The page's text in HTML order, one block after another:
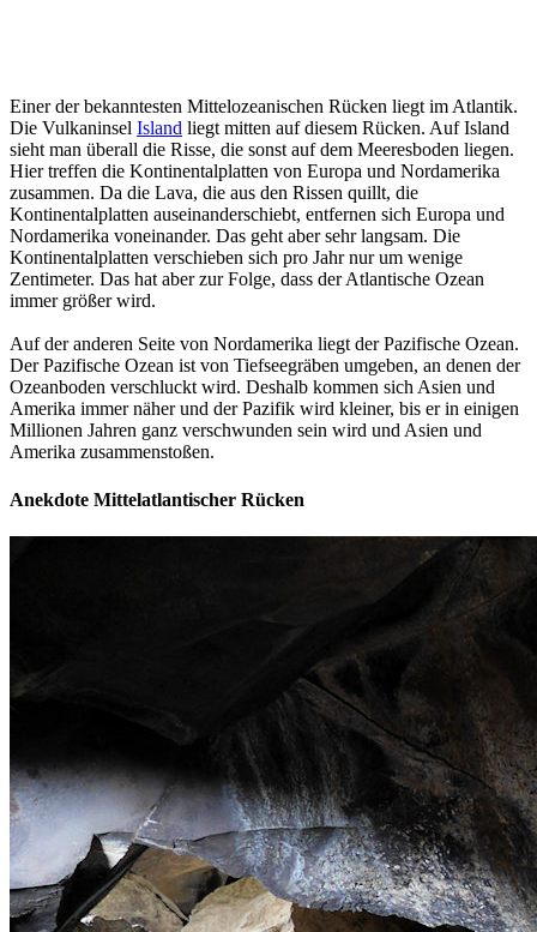
Einer der bekanntesten Mittelozeanischen Rücken liegt im Atlantik.
Die Vulkaninsel Island liegt mitten auf diesem Rücken. Auf Island
sieht man überall die Risse, die sonst auf dem Meeresboden liegen.
Hier treffen die Kontinentalplatten von Europa und Nordamerika
zusammen. Da die Lava, die aus den Rissen quillt, die
Kontinentalplatten auseinanderschiebt, entfernen sich Europa und
Nordamerika voneinander. Das geht aber sehr langsam. Die
Kontinentalplatten verschieben sich pro Jahr nur um wenige
Zentimeter. Das hat aber zur Folge, dass der Atlantische Ozean
immer größer wird.
Auf der anderen Seite von Nordamerika liegt der Pazifische Ozean.
Der Pazifische Ozean ist von Tiefseegräben umgeben, an denen der
Ozeanboden verschluckt wird. Deshalb kommen sich Asien und
Amerika immer näher und der Pazifik wird kleiner, bis er in einigen
Millionen Jahren ganz verschwunden sein wird und Asien und
Amerika zusammenstoßen.
Anekdote Mittelatlantischer Rücken